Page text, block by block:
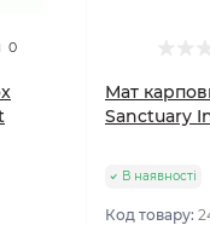
0
Мат
Sanctuary
В наявності
Код товару: